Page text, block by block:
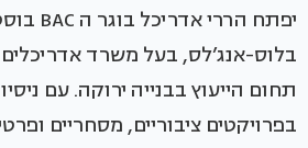
בלוס-אנג’לס, בעל משרד
בפרויקטים ציבוריים, מסחריים